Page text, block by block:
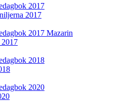
2017
2017
2017 Mazarin
2018
2020